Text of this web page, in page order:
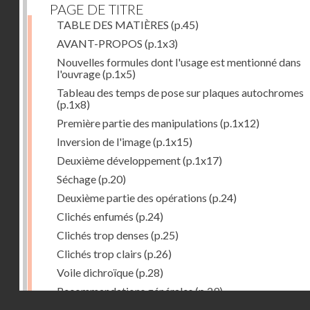
PAGE DE TITRE
TABLE DES MATIÈRES (p.45)
AVANT-PROPOS (p.1x3)
Nouvelles formules dont l'usage est mentionné dans
l'ouvrage(p.1x5)
Tableau des temps de pose sur plaques autochromes
(p.1x8)
Première partie des manipulations (p.1x12)
Inversion de l'image(p.1x15)
Deuxième développement(p.1x17)
Séchage(p.20)
Deuxième partie des opérations (p.24)
Clichés enfumés (p.24)
Clichés trop denses (p.25)
Clichés trop clairs (p.26)
Voile dichroïque(p.28)
Recommandations générales(p.29)